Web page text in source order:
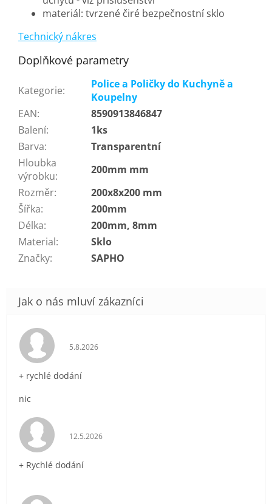
materiál: tvrzené čiré bezpečnostní sklo
Technický nákres
Doplňkové parametry
Kategorie:
Police a Poličky do Kuchyně a
Koupelny
EAN:
8590913846847
Balení:
1ks
Barva:
Transparentní
Hloubka
výrobku:
200mm mm
Rozměr:
200x8x200 mm
Šířka:
200mm
Délka:
200mm, 8mm
Material:
Sklo
Značky: SAPHO
Hodnocení obchodu je 5 z 5 hvězdiček.
5.8.2026
+ rychlé dodání
nic
Hodnocení obchodu je 5 z 5 hvězdiček.
12.5.2026
+ Rychlé dodání